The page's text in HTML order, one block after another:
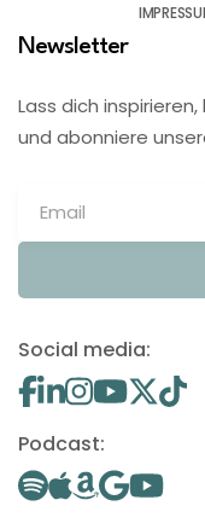
Newsletter
Lass dich
und abonniere
Social media:
Podcast: